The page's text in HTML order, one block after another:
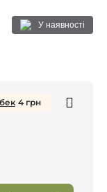
У наявності
4 грн